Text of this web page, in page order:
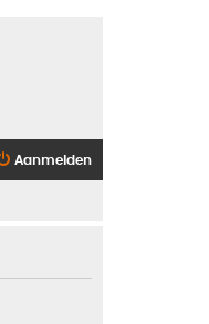
Aanmelden